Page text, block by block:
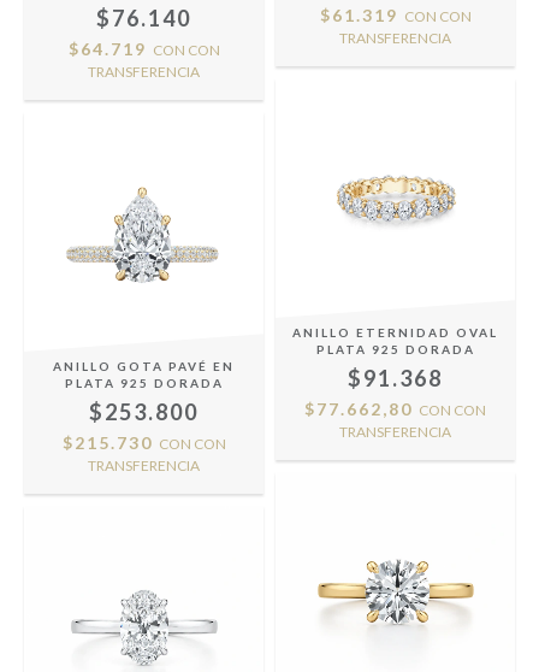
$76.140
$64.719 CON CON
TRANSFERENCIA
$61.319 CON CON
TRANSFERENCIA
ANILLO GOTA PAVÉ EN
PLATA 925 DORADA
$253.800
$215.730 CON CON
TRANSFERENCIA
ANILLO ETERNIDAD OVAL
PLATA 925 DORADA
$91.368
$77.662,80 CON CON
TRANSFERENCIA